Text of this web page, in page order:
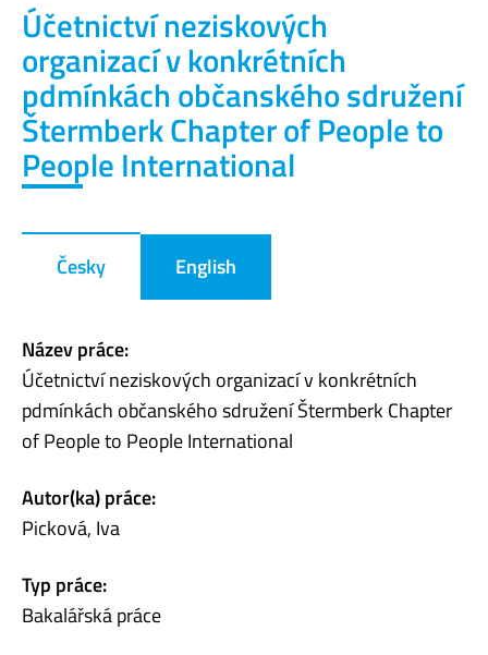
Účetnictví neziskových
organizací v konkrétních
pdmínkách občanského sdružení
Štermberk Chapter of People to
People International
Česky English
Název práce:
Účetnictví neziskových organizací v konkrétních
pdmínkách občanského sdružení Štermberk Chapter
of People to People International
Autor(ka) práce:
Picková, Iva
Typ práce:
Bakalářská práce